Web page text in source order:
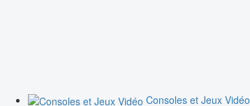
Consoles et Jeux Vidéo